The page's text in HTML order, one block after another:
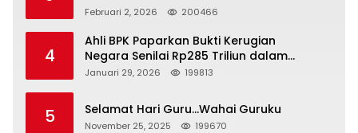
Kepemimpinan yang Bertanggung Jawab
Februari 2, 2026 200466
4
Ahli BPK Paparkan Bukti Kerugian
Negara Senilai Rp285 Triliun dalam
Persidangan Korupsi PT Pertamina
Januari 29, 2026 199813
5 Selamat Hari Guru…Wahai Guruku
November 25, 2025 199670